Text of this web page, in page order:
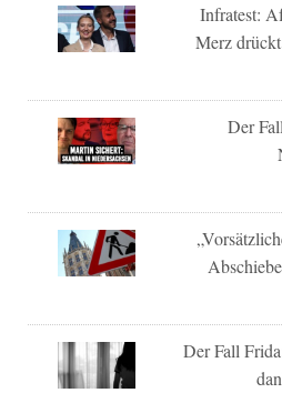
Infratest:
Merz
Der
Der Fall